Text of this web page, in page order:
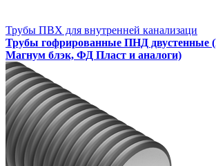
Трубы ПВХ для внутренней канализаци
Трубы гофрированные ПНД двустенные
Магнум блэк, ФД Пласт и аналоги)